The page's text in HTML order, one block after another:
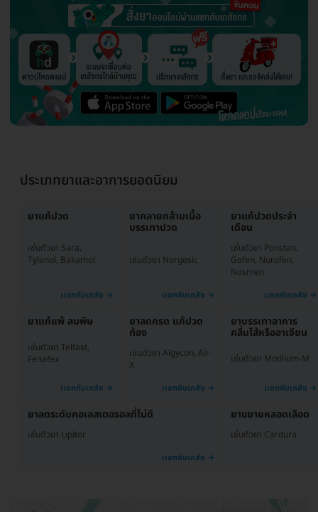
ประเภทยาและอาการยอดนิยม
ยาแก้ปวด
เช่นตัวยา Sara,
Tylenol, Bakamol
ยาคลายกล้ามเนื้อ
บรรเทาปวด
เช่นตัวยา Norgesic
ยาแก้ปวดประจำ
เดือน
เช่นตัวยา Ponstan,
Gofen, Nurofen,
Nosmen
ยาแก้แพ้ ลมพิษ
เช่นตัวยา Telfast,
Fenafex
ยาลดกรด แก้ปวด
ท้อง
เช่นตัวยา Algycon, Air-
X
ยาบรรเทาอาการ
คลื่นไส้หรืออาเจียน
เช่นตัวยา Motilium-M
ยาลดระดับคอเลสเตอรอลที่ไม่ดี
เช่นตัวยา Lipitor
ยาขยายหลอดเลือด
เช่นตัวยา Cardura